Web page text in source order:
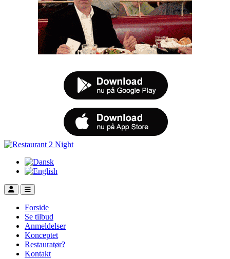
Forside
Se tilbud
Anmeldelser
Konceptet
Restauratør?
Kontakt